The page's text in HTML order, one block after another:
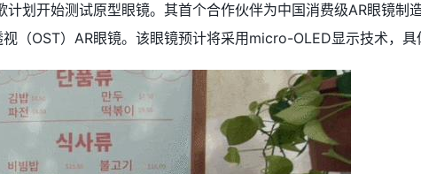
计划开始测试原型眼镜。其首个合作伙伴为中国消费级AR眼镜
（OST）AR眼镜。该眼镜预计将采用micro-OLED显示技术，具